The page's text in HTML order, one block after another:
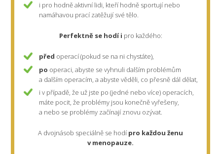
i pro hodně aktivní lidi, kteří hodně sportují nebo
namáhavou prací zatěžují své tělo.
Perfektně se hodí i pro každého:
před operací (pokud se na ni chystáte),
po operaci, abyste se vyhnuli dalším problémům
a dalším operacím, a abyste věděli, co přesně dál dělat,
i v případě, že už jste po (jedné nebo více) operacích,
máte pocit, že problémy jsou konečně vyřešeny,
a nebo se problémy začínají znovu ozývat.
A dvojnásob speciálně se hodípro každou ženu
v menopauze.